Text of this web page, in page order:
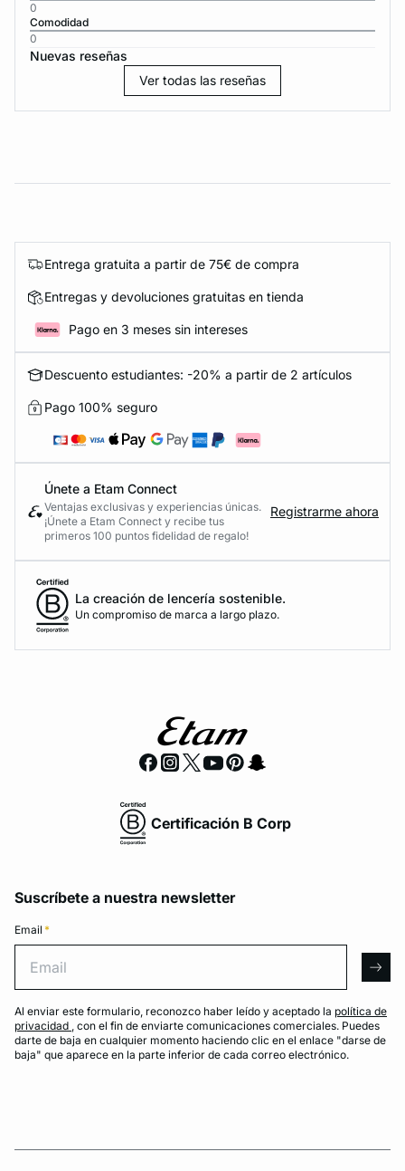
0
Comodidad
0
Nuevas reseñas
Ver todas las reseñas
Entrega gratuita a partir de 75€ de compra
Entregas y devoluciones gratuitas en tienda
Pago en 3 meses sin intereses
Descuento estudiantes: -20% a partir de 2 artículos
Pago 100% seguro
Únete a Etam Connect
Ventajas exclusivas y experiencias únicas.
¡Únete a Etam Connect y recibe tus
primeros 100 puntos fidelidad de regalo!
Registrarme ahora
La creación de lencería sostenible.
Un compromiso de marca a largo plazo.
Certificación B Corp
Suscríbete a nuestra newsletter
Email *
Al enviar este formulario, reconozco haber leído y aceptado la política de
privacidad , con el fin de enviarte comunicaciones comerciales. Puedes
darte de baja en cualquier momento haciendo clic en el enlace "darse de
baja" que aparece en la parte inferior de cada correo electrónico.